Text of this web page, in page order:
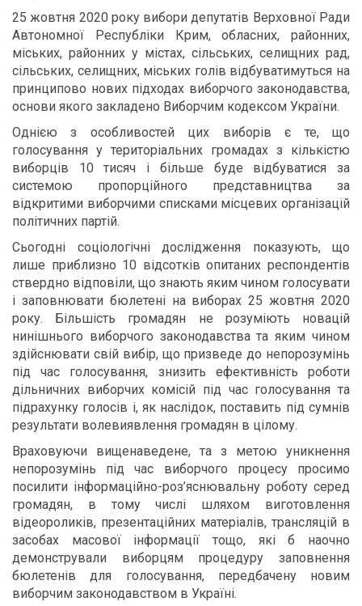
25 жовтня 2020 року вибори депутатів Верховної Ради
Автономної Республіки Крим, обласних, районних,
міських, районних у містах, сільських, селищних рад,
сільських, селищних, міських голів відбуватимуться на
принципово нових підходах виборчого законодавства,
основи якого закладено Виборчим кодексом України.
Однією з особливостей цих виборів є те, що
голосування у територіальних громадах з кількістю
виборців 10 тисяч і більше буде відбуватися за
системою пропорційного представництва за
відкритими виборчими списками місцевих організацій
політичних партій.
Сьогодні соціологічні дослідження показують, що
лише приблизно 10 відсотків опитаних респондентів
ствердно відповіли, що знають яким чином голосувати
і заповнювати бюлетені на виборах 25 жовтня 2020
року. Більшість громадян не розуміють новацій
нинішнього виборчого законодавства та яким чином
здійснювати свій вибір, що призведе до непорозумінь
під час голосування, знизить ефективність роботи
дільничних виборчих комісій під час голосування та
підрахунку голосів і, як наслідок, поставить під сумнів
результати волевиявлення громадян в цілому.
Враховуючи вищенаведене, та з метою уникнення
непорозумінь під час виборчого процесу просимо
посилити інформаційно-роз’яснювальну роботу серед
громадян, в тому числі шляхом виготовлення
відеороликів, презентаційних матеріалів, трансляцій в
засобах масової інформації тощо, які б наочно
демонстрували виборцям процедуру заповнення
бюлетенів для голосування, передбачену новим
виборчим законодавством в Україні.